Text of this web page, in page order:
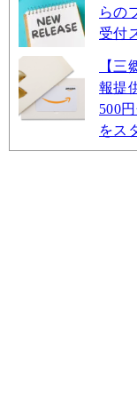
らの
受付
【
報提
500
をス